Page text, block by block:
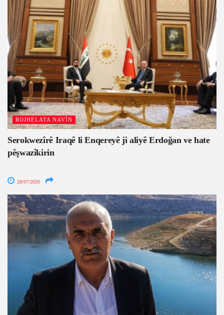
ROJHELATA NAVÎN
Serokwezîrê Iraqê li Enqereyê ji aliyê Erdoğan ve hate
pêşwazîkirin
28/07/2026